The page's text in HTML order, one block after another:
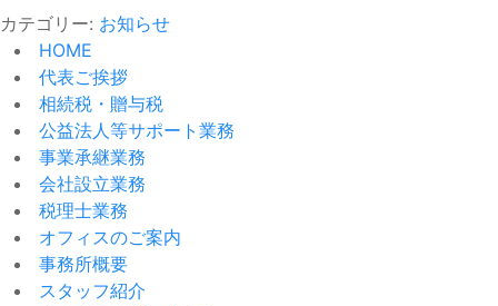
カテゴリー: お知らせ
HOME
代表ご挨拶
相続税・贈与税
公益法人等サポート業務
事業承継業務
会社設立業務
税理士業務
オフィスのご案内
事務所概要
スタッフ紹介